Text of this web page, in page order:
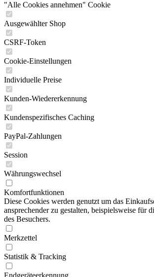
"Alle Cookies annehmen" Cookie
Ausgewählter Shop
CSRF-Token
Cookie-Einstellungen
Individuelle Preise
Kunden-Wiedererkennung
Kundenspezifisches Caching
PayPal-Zahlungen
Session
Währungswechsel
Komfortfunktionen
Diese Cookies werden genutzt um das
ansprechender zu gestalten, beispielsweise für
des Besuchers.
Merkzettel
Statistik & Tracking
Endgeräteerkennung